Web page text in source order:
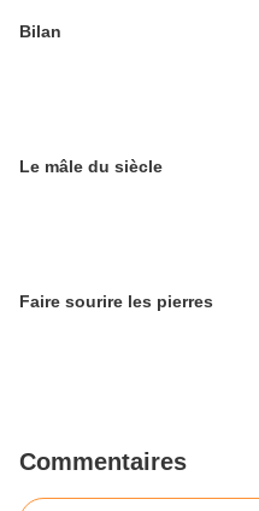
Bilan
Le mâle du siècle
Faire sourire les pierres
Commentaires